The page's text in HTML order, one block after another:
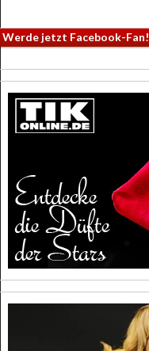
Werde jetzt Facebook-Fan!